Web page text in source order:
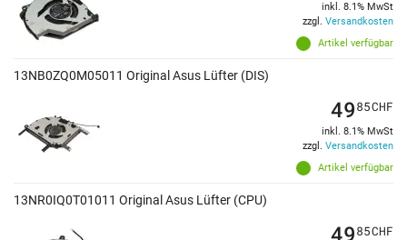
Artikel verfügbar
inkl. 8.1% MwSt
zzgl. Versandkosten
13NB0ZQ0M05011 Original Asus Lüfter (DIS)
Artikel verfügbar
4985CHF
inkl. 8.1% MwSt
zzgl. Versandkosten
13NR0IQ0T01011 Original Asus Lüfter (CPU)
4985CHF